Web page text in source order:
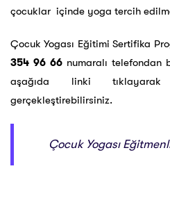
çocuklar içinde yoga tercih
Çocuk Yogası Eğitimi Sertifika
354 96 66 numaralı telefondan
aşağıda linki
gerçekleştirebilirsiniz.
Çocuk Yogası